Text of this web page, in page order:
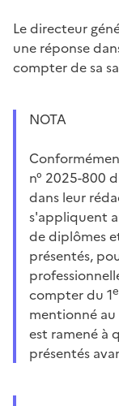
Le directeur
une réponse
compter de sa
NOTA
n° 2025-800
dans leur
s'appliquent
de diplômes
présentés,
compter du 1
mentionné au
est ramené à
présentés